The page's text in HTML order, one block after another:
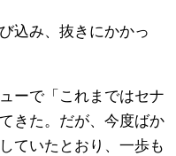
込み、抜きにかかっ
ーで「これまではセナ
きた。だが、今度ばか
ていたとおり、一歩も